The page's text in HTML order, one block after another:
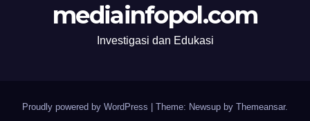
mediainfopol.com
Investigasi dan Edukasi
Proudly powered by WordPress Theme: Newsup by Themeansar.